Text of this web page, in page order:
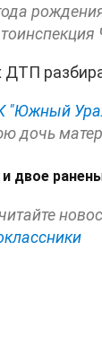
ДТП
"Южный
дочь
двое